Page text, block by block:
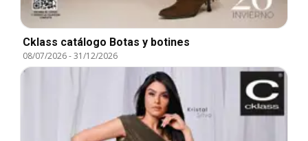
Cklass catálogo Botas y botines
08/07/2026-31/12/2026